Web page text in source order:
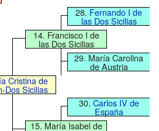
28. Fernando I de
las Dos Sicilias
14. Francisco I de
las Dos Sicilias
29. María Carolina
de Austria
Cristina de
Dos Sicilias
30. Carlos IV de
España
15. María Isabel de